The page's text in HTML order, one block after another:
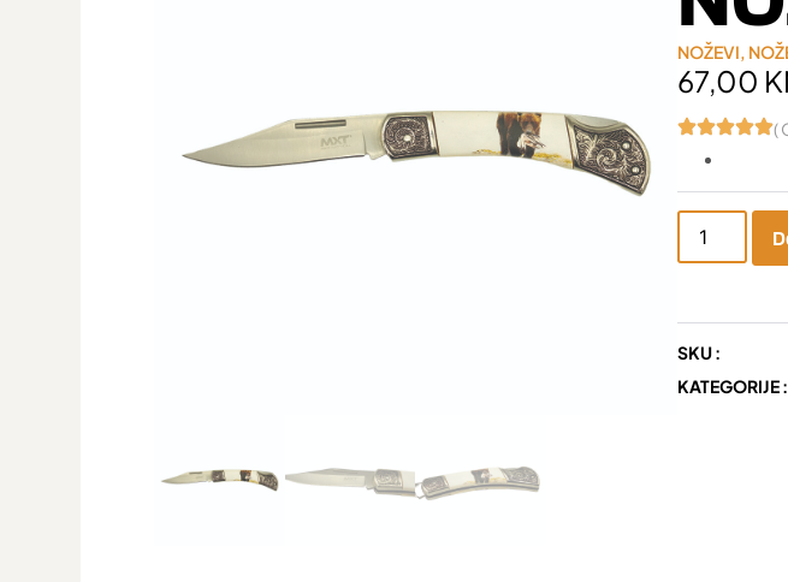
NOŽEVI,
67,00
(
SKU :
KATEGORIJE :